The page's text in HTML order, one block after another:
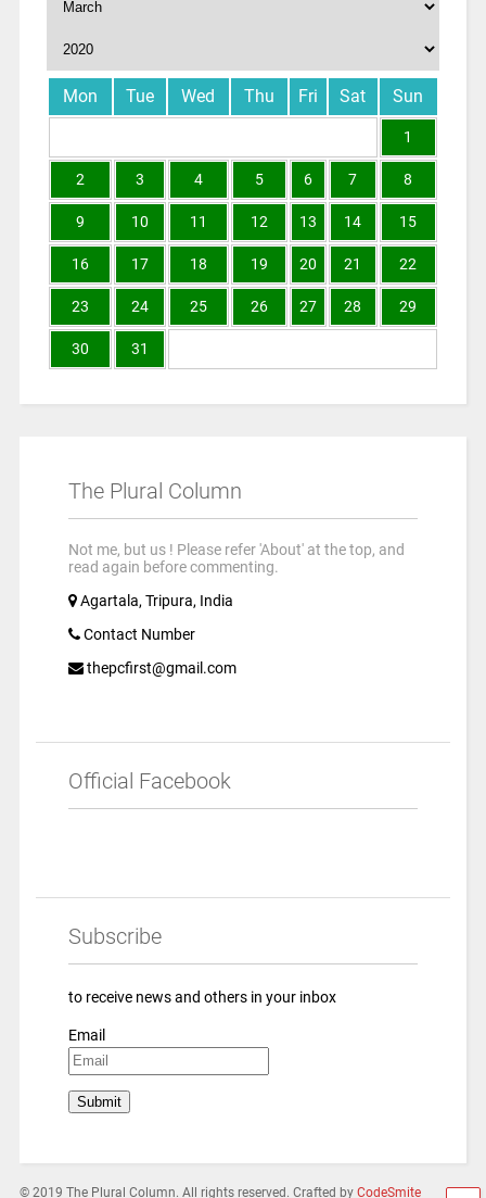
Mon Tue Wed Thu Fri Sat Sun
1
2 3 4 5 6 7 8
9 10 11 12 13 14 15
16 17 18 19 20 21 22
23 24 25 26 27 28 29
30 31
The Plural Column
Not me, but us ! Please refer 'About' at the top, and
read again before commenting.
Agartala, Tripura, India
Contact Number
thepcfirst@gmail.com
Official Facebook
Subscribe
to receive news and others in your inbox
Email
© 2019 The Plural Column. All rights reserved. Crafted by CodeSmite